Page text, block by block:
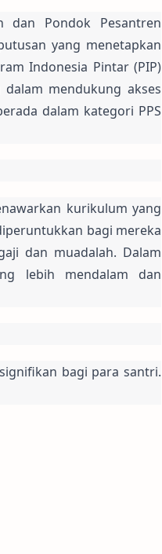
dan Pondok Pesantren
yang menetapkan
Indonesia Pintar (PIP)
mendukung akses
dalam kategori PPS
kurikulum yang
bagi mereka
dan muadalah. Dalam
lebih mendalam dan
bagi para santri.